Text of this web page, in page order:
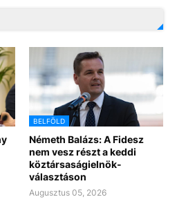
BELFÖLD
Németh Balázs: A Fidesz
nem vesz részt a keddi
köztársaságielnök-
választáson
Augusztus 05, 2026